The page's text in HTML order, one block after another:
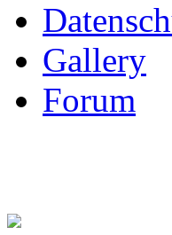
Gallery
Forum